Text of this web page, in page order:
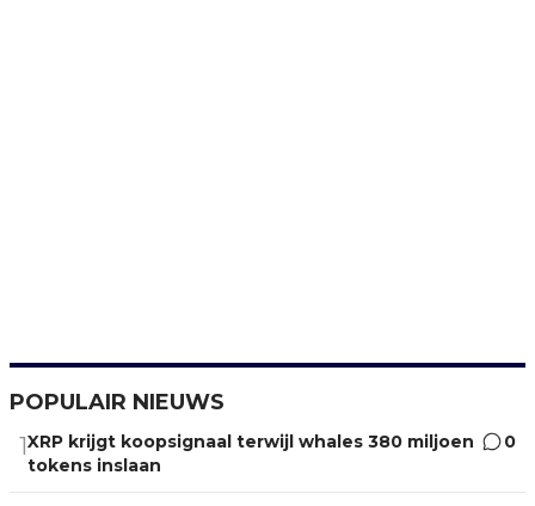
POPULAIR NIEUWS
1XRP krijgt koopsignaal terwijl whales 380 miljoen
tokens inslaan
0